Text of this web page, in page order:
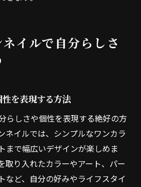
イルで自分らしさ
を表現する方法
らしさや個性を表現する絶好の方
ネイルでは、シンプルなワンカラ
まで幅広いデザインが楽しめま
取り入れたカラーやアート、パー
など、自分の好みやライフスタイ